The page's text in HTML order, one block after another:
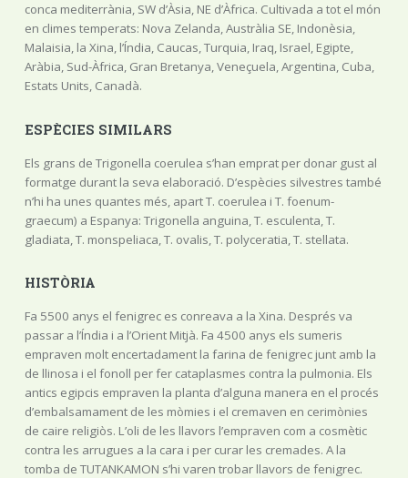
conca mediterrània, SW d’Àsia, NE d’Àfrica. Cultivada a tot el món
en climes temperats: Nova Zelanda, Austràlia SE, Indonèsia,
Malaisia, la Xina, l’Índia, Caucas, Turquia, Iraq, Israel, Egipte,
Aràbia, Sud-Àfrica, Gran Bretanya, Veneçuela, Argentina, Cuba,
Estats Units, Canadà.
ESPÈCIES SIMILARS
Els grans de Trigonella coerulea s’han emprat per donar gust al
formatge durant la seva elaboració. D’espècies silvestres també
n’hi ha unes quantes més, apart T. coerulea i T. foenum-
graecum) a Espanya: Trigonella anguina, T. esculenta, T.
gladiata, T. monspeliaca, T. ovalis, T. polyceratia, T. stellata.
HISTÒRIA
Fa 5500 anys el fenigrec es conreava a la Xina. Després va
passar a l’Índia i a l’Orient Mitjà. Fa 4500 anys els sumeris
empraven molt encertadament la farina de fenigrec junt amb la
de llinosa i el fonoll per fer cataplasmes contra la pulmonia. Els
antics egipcis empraven la planta d’alguna manera en el procés
d’embalsamament de les mòmies i el cremaven en cerimònies
de caire religiòs. L’oli de les llavors l’empraven com a cosmètic
contra les arrugues a la cara i per curar les cremades. A la
tomba de TUTANKAMON s’hi varen trobar llavors de fenigrec.